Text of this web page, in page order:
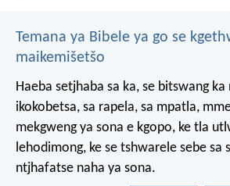
Temana ya Bibele ya go se
maikemišetšo
Haeba setjhaba sa ka, se bitswang ka
ikokobetsa, sa rapela, sa mpatla,
mekgweng ya sona e kgopo, ke tla
lehodimong, ke se tshwarele sebe sa
ntjhafatse naha ya sona.